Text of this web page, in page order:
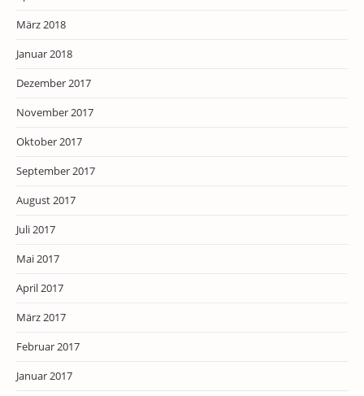
März 2018
Januar 2018
Dezember 2017
November 2017
Oktober 2017
September 2017
August 2017
Juli 2017
Mai 2017
April 2017
März 2017
Februar 2017
Januar 2017